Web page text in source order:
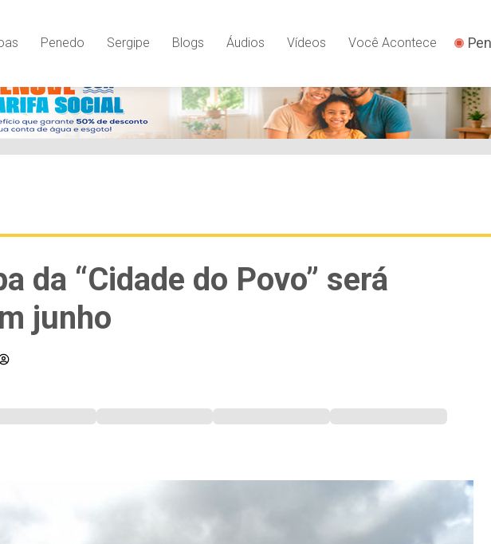
Penedo Sergipe Blogs Áudios Vídeos Você Acontece
da “Cidade do Povo” será
junho